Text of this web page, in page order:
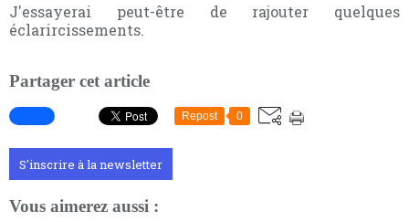
J'essayerai peut-être de rajouter quelques
éclarircissements.
Partager cet article
Repost 0
S'inscrire à la newsletter
Vous aimerez aussi :